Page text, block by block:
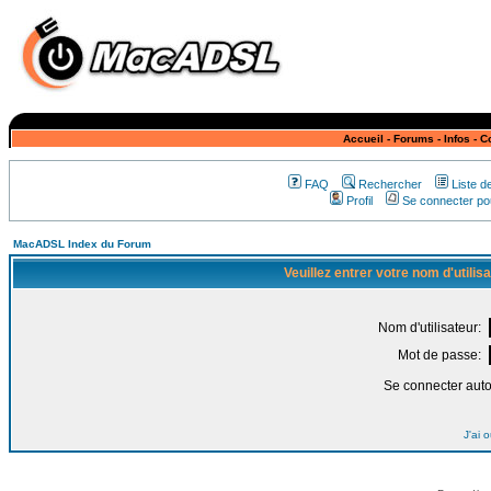
Accueil - Forums - Infos -
FAQ Rechercher
Liste
Profil
Se connecter
MacADSL Index du Forum
Veuillez entrer votre nom
Nom d'utilisateur:
Mot de passe:
Se connecter
J'ai